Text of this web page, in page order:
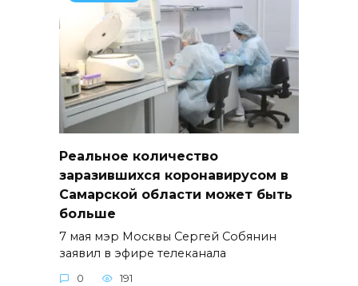
Реальное количество
заразившихся коронавирусом в
Самарской области может быть
больше
7 мая мэр Москвы Сергей Собянин
заявил в эфире телеканала
0 191